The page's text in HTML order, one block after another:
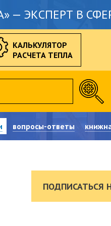
— ЭКСПЕРТ В
КАЛЬКУЛЯТОР
РАСЧЕТА ТЕПЛА
вопросы-ответы
ПОДПИСАТЬСЯ